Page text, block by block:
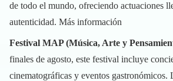
de todo el mundo, ofreciendo actuaciones
autenticidad. Más información
Festival MAP (Música, Arte y
finales de agosto, este festival incluye
cinematográficas y eventos gastronómicos.